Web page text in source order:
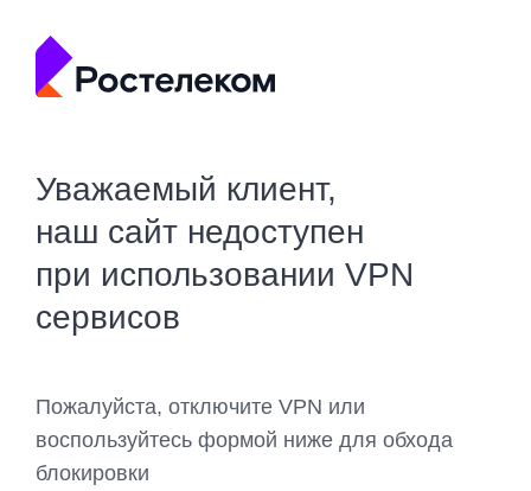
Уважаемый клиент,
наш сайт недоступен
при использовании VPN
сервисов
Пожалуйста, отключите VPN или
воспользуйтесь формой ниже для обхода
блокировки